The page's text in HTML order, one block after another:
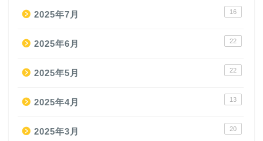
2025年7月 16
2025年6月 22
2025年5月 22
2025年4月 13
2025年3月 20